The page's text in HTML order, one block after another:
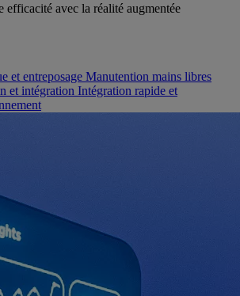
efficacité avec la réalité augmentée
et entreposage Manutention mains libres
et intégration Intégration rapide et